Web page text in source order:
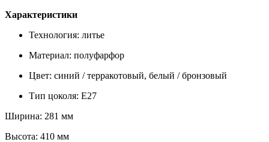
Характеристики
Технология: литье
Материал: полуфарфор
Цвет: синий / терракотовый, белый / бронзовый
Тип цоколя: E27
Ширина: 281 мм
Высота: 410 мм